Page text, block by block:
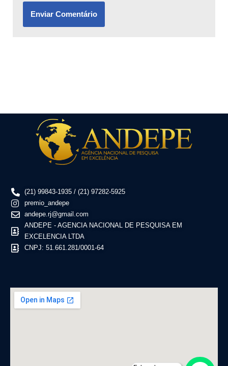
(21) 99843-1935 / (21) 97282-5925
premio_andepe
andepe.rj@gmail.com
ANDEPE - AGENCIA NACIONAL DE PESQUISA EM
EXCELENCIA LTDA
CNPJ: 51.661.281/0001-64